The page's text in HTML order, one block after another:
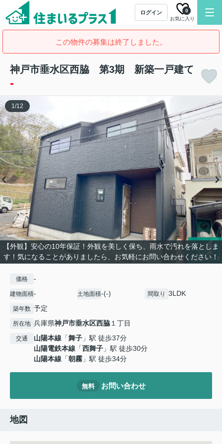
ログイン
お気に入り
0
この物件の募集は終了しました。
神戸市垂水区西脇 第3期 新築一戸建て
-
【外観】安心の10年保証！外観を美しく保ち、雨水で汚れを落としま
す！気になることがありましたら、お気軽にお問い合わせください！
1/12
価格 -
建物面積- 土地面積-(-) 間取り 3LDK
築年数 予定
所在地 兵庫県神戸市垂水区西脇１丁目
交通 山陽本線 「舞子 」駅 徒歩37分
山陽電鉄本線 「西舞子 」駅 徒歩30分
山陽本線 「朝霧 」駅 徒歩34分
無料 お問い合わせ
地図